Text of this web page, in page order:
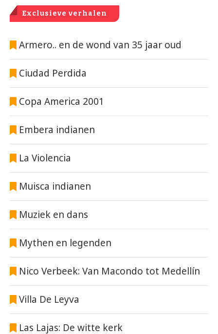
Exclusieve verhalen
Armero.. en de wond van 35 jaar oud
Ciudad Perdida
Copa America 2001
Embera indianen
La Violencia
Muisca indianen
Muziek en dans
Mythen en legenden
Nico Verbeek: Van Macondo tot Medellín
Villa De Leyva
Las Lajas: De witte kerk